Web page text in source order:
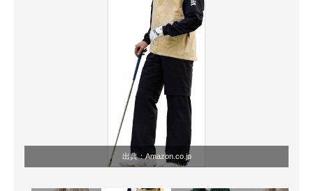
エネルギーの専門メディア
建設×テクノロジーの最前線
ちょっと気になるネットの話題
出典： Amazon.co.jp